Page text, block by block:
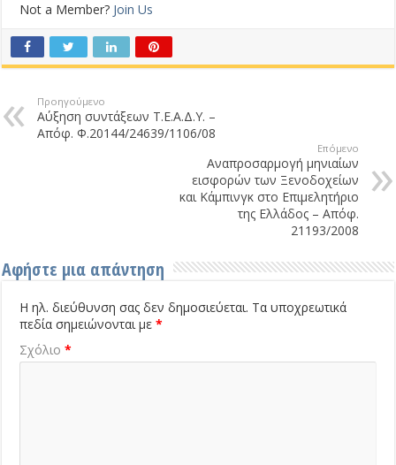
Not a Member? Join Us
Προηγούμενο
Αύξηση συντάξεων Τ.Ε.Α.Δ.Υ. –
Απόφ. Φ.20144/24639/1106/08
Επόμενο
Αναπροσαρμογή μηνιαίων
εισφορών των Ξενοδοχείων
και Κάμπινγκ στο Επιμελητήριο
της Ελλάδος – Απόφ.
21193/2008
Αφήστε μια απάντηση
Η ηλ. διεύθυνση σας δεν δημοσιεύεται. Τα υποχρεωτικά
πεδία σημειώνονται με*
Σχόλιο*